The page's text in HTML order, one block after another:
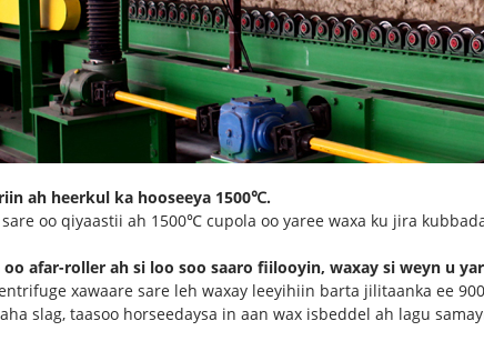
ah heerkul ka hooseeya 1500℃.
oo qiyaastii ah 1500℃ cupola oo yaree waxa ku jira
afar-roller ah si loo soo saaro fiilooyin, waxay si weyn u
xawaare sare leh waxay leeyihiin barta jilitaanka ee
slag, taasoo horseedaysa in aan wax isbeddel ah lagu